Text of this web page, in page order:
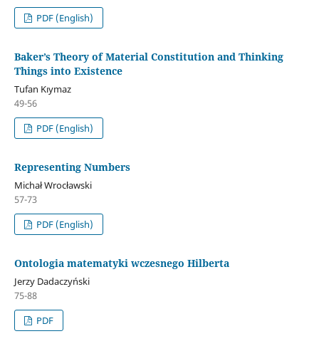
PDF (English)
Baker’s Theory of Material Constitution and Thinking
Things into Existence
Tufan Kıymaz
49-56
PDF (English)
Representing Numbers
Michał Wrocławski
57-73
PDF (English)
Ontologia matematyki wczesnego Hilberta
Jerzy Dadaczyński
75-88
PDF